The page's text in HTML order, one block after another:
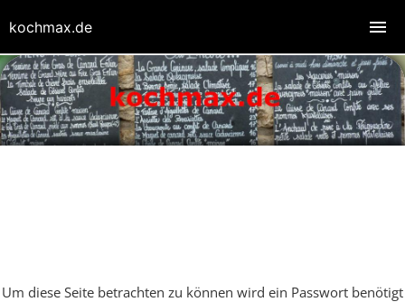
Um diese Seite betrachten zu können wird ein Passwort benötigt
kochmax.de